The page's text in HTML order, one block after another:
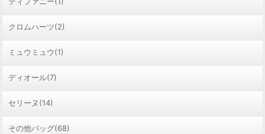
クロムハーツ(2)
ミュウミュウ(1)
ディオール(7)
セリーヌ(14)
その他バッグ(68)